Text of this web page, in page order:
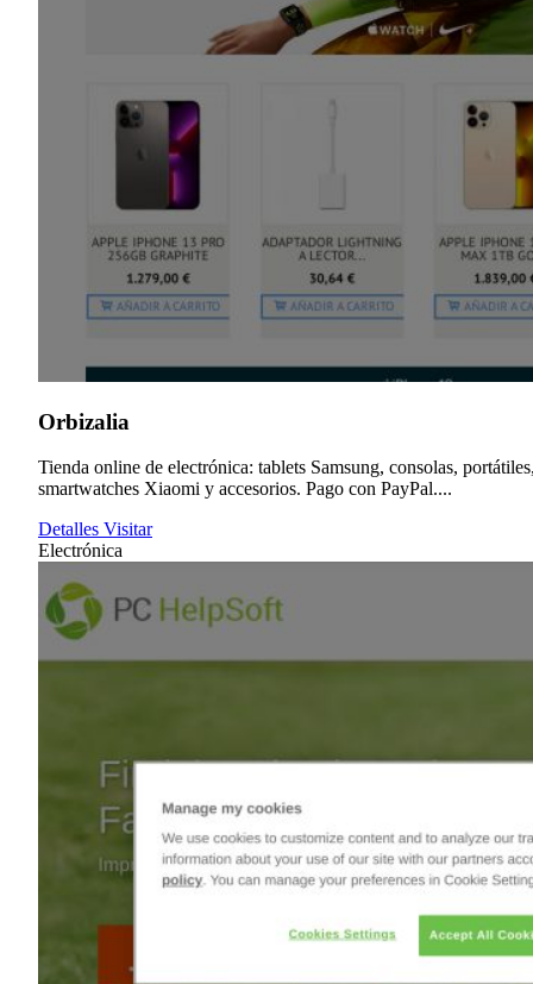
Orbizalia
Tienda online de electrónica: tablets Samsung, consolas,
smartwatches Xiaomi y accesorios. Pago con PayPal....
Detalles Visitar
Electrónica